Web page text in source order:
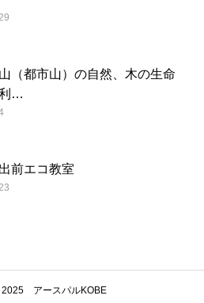
（都市山）の自然、木の生命
…
前エコ教室
アースパルKOBE